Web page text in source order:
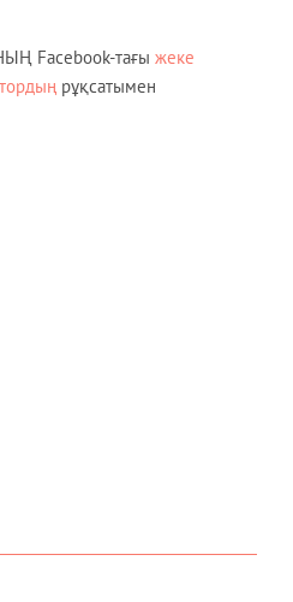
Facebook-тағы жеке
рұқсатымен